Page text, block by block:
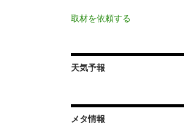
取材を依頼する
天気予報
メタ情報